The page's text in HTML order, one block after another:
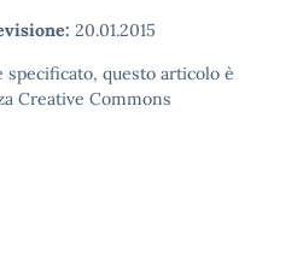
20.01.2015
questo articolo è
Creative Commons